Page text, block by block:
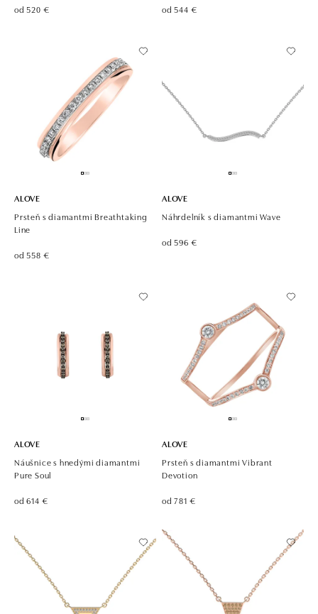
od 520 € od 544 €
ALOVE
Prsteň s diamantmi Breathtaking
Line
od 558 €
ALOVE
Náhrdelník s diamantmi Wave
od 596 €
ALOVE
Náušnice s hnedými diamantmi
Pure Soul
od 614 €
ALOVE
Prsteň s diamantmi Vibrant
Devotion
od 781 €